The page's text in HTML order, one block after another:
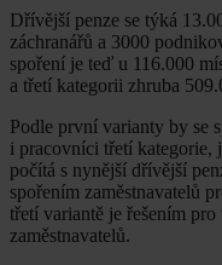
Dřívější penze se týká
záchranářů a 3000
spoření je teď u 116.000
a třetí kategorii zhruba
Podle první varianty by se
i pracovníci třetí kategorie,
počítá s nynější dřívější
spořením zaměstnavatelů
třetí variantě je řešením
zaměstnavatelů.